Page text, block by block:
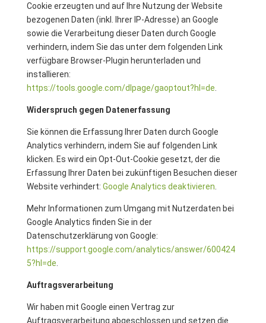
Cookie erzeugten und auf Ihre Nutzung der Website
bezogenen Daten (inkl. Ihrer IP-Adresse) an Google
sowie die Verarbeitung dieser Daten durch Google
verhindern, indem Sie das unter dem folgenden Link
verfügbare Browser-Plugin herunterladen und
installieren:
https://tools.google.com/dlpage/gaoptout?hl=de
Widerspruch gegen Datenerfassung
Sie können die Erfassung Ihrer Daten durch Google
Analytics verhindern, indem Sie auf folgenden Link
klicken. Es wird ein Opt-Out-Cookie gesetzt, der die
Erfassung Ihrer Daten bei zukünftigen Besuchen dieser
Website verhindert: Google Analytics deaktivieren
Mehr Informationen zum Umgang mit Nutzerdaten bei
Google Analytics finden Sie in der
Datenschutzerklärung von Google:
https://support.google.com/analytics/answer/600424
5?hl=de
Auftragsverarbeitung
Wir haben mit Google einen Vertrag zur
Auftragsverarbeitung abgeschlossen und setzen die